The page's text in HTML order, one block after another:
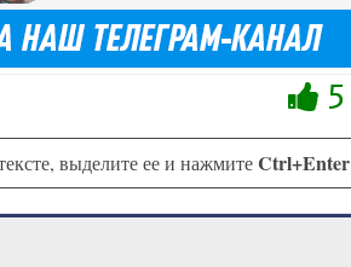
5
выделите ее и нажмитеCtrl+Enter